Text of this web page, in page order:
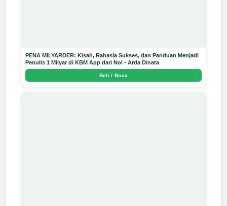
PENA MILYARDER: Kisah, Rahasia Sukses, dan Panduan Menjadi
Penulis 1 Milyar di KBM App dari Nol - Arda Dinata
Beli / Baca